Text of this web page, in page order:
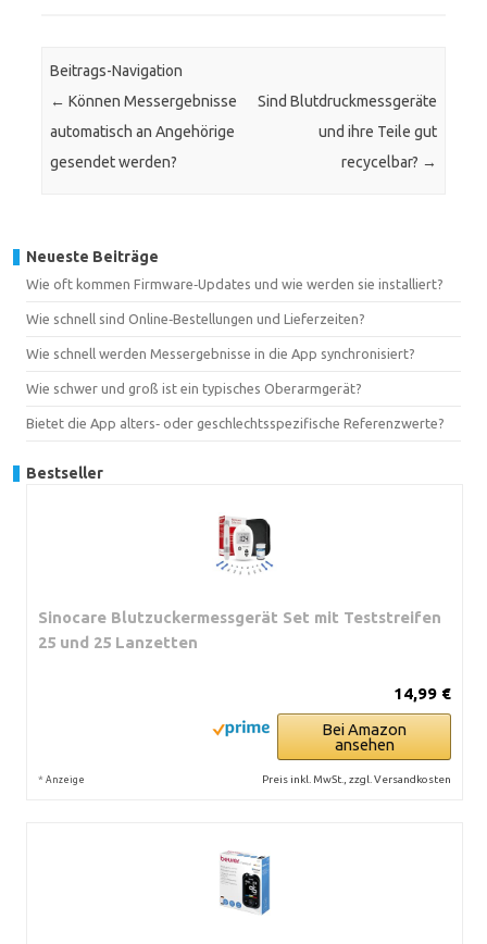
Beitrags-Navigation
← Können Messergebnisse
automatisch an Angehörige
gesendet werden?
Sind Blutdruckmessgeräte
und ihre Teile gut
recycelbar? →
Neueste Beiträge
Wie oft kommen Firmware‑Updates und wie werden sie installiert?
Wie schnell sind Online‑Bestellungen und Lieferzeiten?
Wie schnell werden Messergebnisse in die App synchronisiert?
Wie schwer und groß ist ein typisches Oberarmgerät?
Bietet die App alters‑ oder geschlechtsspezifische Referenzwerte?
Bestseller
Sinocare Blutzuckermessgerät Set mit Teststreifen
25 und 25 Lanzetten
14,99 €
Bei Amazon
ansehen
* Anzeige Preis inkl. MwSt., zzgl. Versandkosten